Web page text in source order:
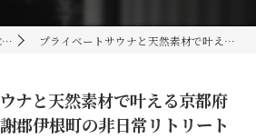
プライベートサウナと天然素材で叶える京都府京都市上京区与謝郡伊根町の非日常リトリート体験
ナと天然素材で叶える京都府
郡伊根町の非日常リトリート